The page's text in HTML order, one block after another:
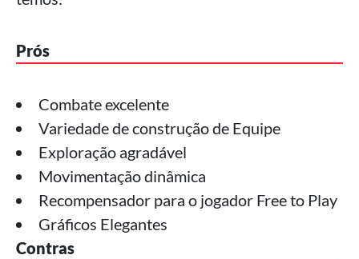
Prós
Combate excelente
Variedade de construção de Equipe
Exploração agradável
Movimentação dinâmica
Recompensador para o jogador Free to Play
Gráficos Elegantes
Contras